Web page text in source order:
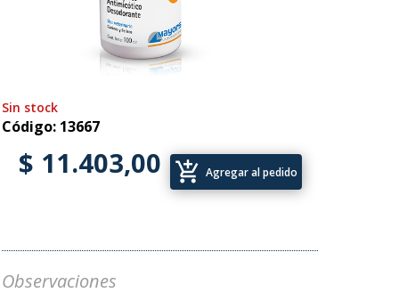
Sin stock
Código: 13667
$ 11.403,00 add_shopping_cart Agregar al pedido
Observaciones